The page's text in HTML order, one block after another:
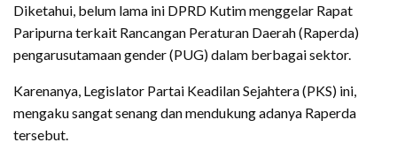
Diketahui, belum lama ini DPRD Kutim menggelar Rapat
Paripurna terkait Rancangan Peraturan Daerah (Raperda)
pengarusutamaan gender (PUG) dalam berbagai sektor.
Karenanya, Legislator Partai Keadilan Sejahtera (PKS) ini,
mengaku sangat senang dan mendukung adanya Raperda
tersebut.